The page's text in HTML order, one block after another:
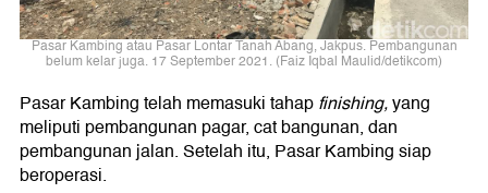
Pasar Kambing atau Pasar Lontar Tanah Abang, Jakpus. Pembangunan
belum kelar juga. 17 September 2021. (Faiz Iqbal Maulid/detikcom)
Pasar Kambing telah memasuki tahapfinishing,yang
meliputi pembangunan pagar, cat bangunan, dan
pembangunan jalan. Setelah itu, Pasar Kambing siap
beroperasi.